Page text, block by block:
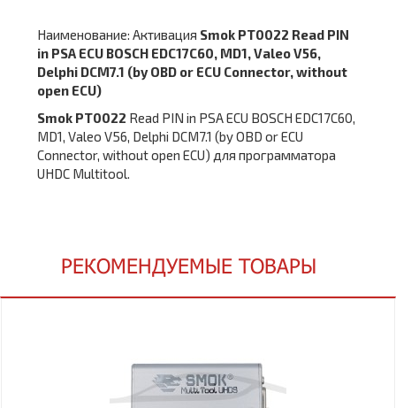
Наименование: Активация Smok PT0022 Read PIN
in PSA ECU BOSCH EDC17C60, MD1, Valeo V56,
Delphi DCM7.1 (by OBD or ECU Connector, without
open ECU)
Smok PT0022 Read PIN in PSA ECU BOSCH EDC17C60,
MD1, Valeo V56, Delphi DCM7.1 (by OBD or ECU
Connector, without open ECU) для программатора
UHDC Multitool.
РЕКОМЕНДУЕМЫЕ ТОВАРЫ